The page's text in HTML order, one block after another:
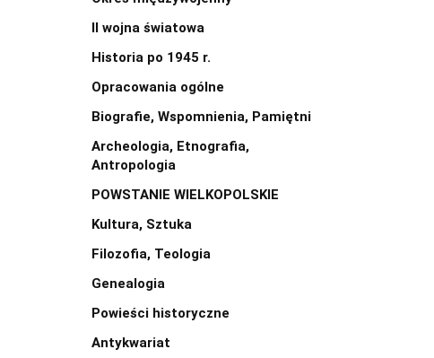
II wojna światowa
Historia po 1945 r.
Opracowania ogólne
Biografie, Wspomnienia, Pamiętni
Archeologia, Etnografia,
Antropologia
POWSTANIE WIELKOPOLSKIE
Kultura, Sztuka
Filozofia, Teologia
Genealogia
Powieści historyczne
Antykwariat